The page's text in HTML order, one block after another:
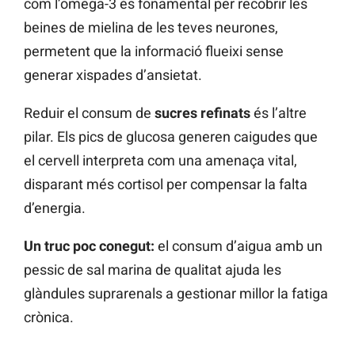
com l’omega-3 és fonamental per recobrir les
beines de mielina de les teves neurones,
permetent que la informació flueixi sense
generar xispades d’ansietat.
Reduir el consum de sucres refinatsés l’altre
pilar. Els pics de glucosa generen caigudes que
el cervell interpreta com una amenaça vital,
disparant més cortisol per compensar la falta
d’energia.
Un truc poc conegut: el consum d’aigua amb un
pessic de sal marina de qualitat ajuda les
glàndules suprarenals a gestionar millor la fatiga
crònica.